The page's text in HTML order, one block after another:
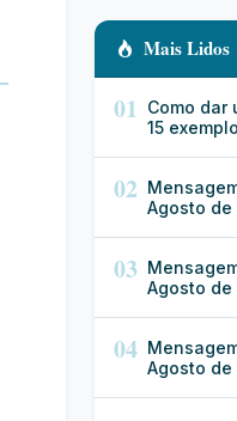
Mais Lidos
01 Como dar
15
02
Agosto de
03
Agosto
04
Agosto de